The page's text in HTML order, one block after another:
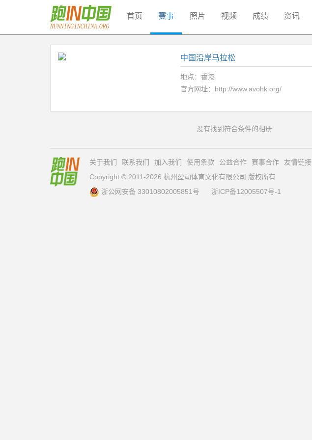
首页 赛事 照片 视频 成绩 资讯
中国沿岸马拉松
地点：香港
官方网址： http://www.avohk.org/
没有找到符合条件的相册
关于我们 联系我们 加入我们 使用条款 公益合作 赛事合作 友情链接
Copyright © 2011-2026 杭州盈动体育文化有限公司 版权所有
浙公网安备 33010802005851号
浙ICP备12005507号-1